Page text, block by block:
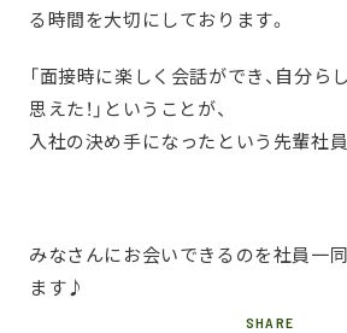
る時間を大切にしております。
「面接時に楽しく会話ができ、自分ら
思えた！」ということが、
入社の決め手になったという先輩社員
みなさんにお会いできるのを社員一
ます♪
SHARE